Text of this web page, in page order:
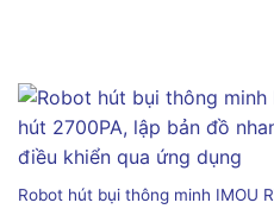
Robot hút bụi thông minh IMOU